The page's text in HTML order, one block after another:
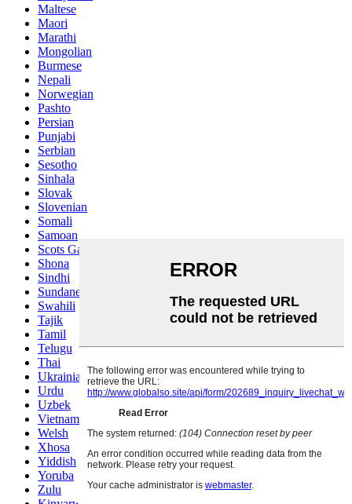
Maltese
Maori
Marathi
Mongolian
Burmese
Nepali
Norwegian
Pashto
Persian
Punjabi
Serbian
Sesotho
Sinhala
Slovak
Slovenian
Somali
Samoan
Scots Gaelic
Shona
Sindhi
Sundanese
Swahili
Tajik
Tamil
Telugu
Thai
Ukrainian
Urdu
Uzbek
Vietnamese
Welsh
Xhosa
Yiddish
Yoruba
Zulu